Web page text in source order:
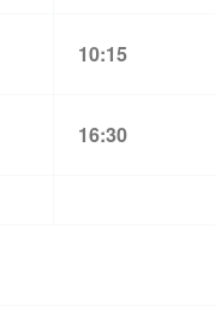
10:15
16:30